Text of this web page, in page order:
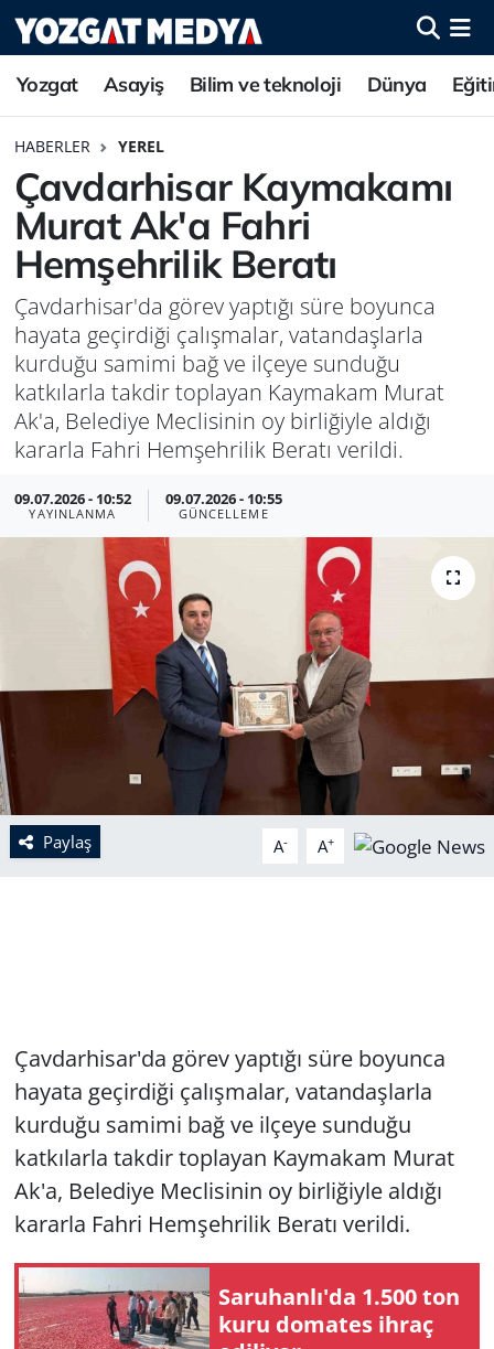
Yozgat Asayiş Bilim ve teknoloji Dünya
HABERLER YEREL
Çavdarhisar Kaymakamı
Murat Ak'a Fahri
Hemşehrilik Beratı
Çavdarhisar'da görev yaptığı süre boyunca
hayata geçirdiği çalışmalar, vatandaşlarla
kurduğu samimi bağ ve ilçeye sunduğu
katkılarla takdir toplayan Kaymakam Murat
Ak'a, Belediye Meclisinin oy birliğiyle aldığı
kararla Fahri Hemşehrilik Beratı verildi.
09.07.2026 - 10:52
YAYINLANMA
09.07.2026 - 10:55
GÜNCELLEME
Paylaş A- A+
Çavdarhisar'da görev yaptığı süre boyunca
hayata geçirdiği çalışmalar, vatandaşlarla
kurduğu samimi bağ ve ilçeye sunduğu
katkılarla takdir toplayan Kaymakam Murat
Ak'a, Belediye Meclisinin oy birliğiyle aldığı
kararla Fahri Hemşehrilik Beratı verildi.
Saruhanlı'da 1.500 ton
kuru domates ihraç